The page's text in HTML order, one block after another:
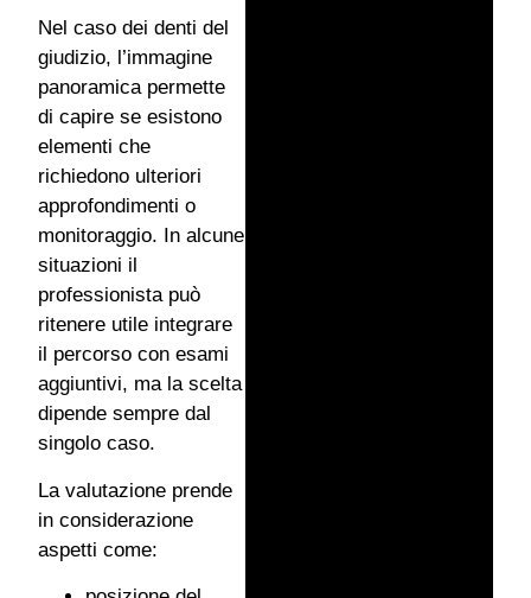
Nel caso dei denti del
giudizio, l’immagine
panoramica permette
di capire se esistono
elementi che
richiedono ulteriori
approfondimenti o
monitoraggio. In alcune
situazioni il
professionista può
ritenere utile integrare
il percorso con esami
aggiuntivi, ma la scelta
dipende sempre dal
singolo caso.
La valutazione prende
in considerazione
aspetti come: